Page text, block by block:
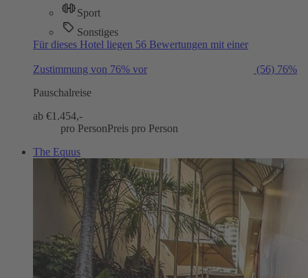
Sport
Sonstiges
Für dieses Hotel liegen 56 Bewertungen mit einer
Zustimmung von 76% vor (56) 76%
Pauschalreise
ab €1.454,-
pro PersonPreis pro Person
The Equus